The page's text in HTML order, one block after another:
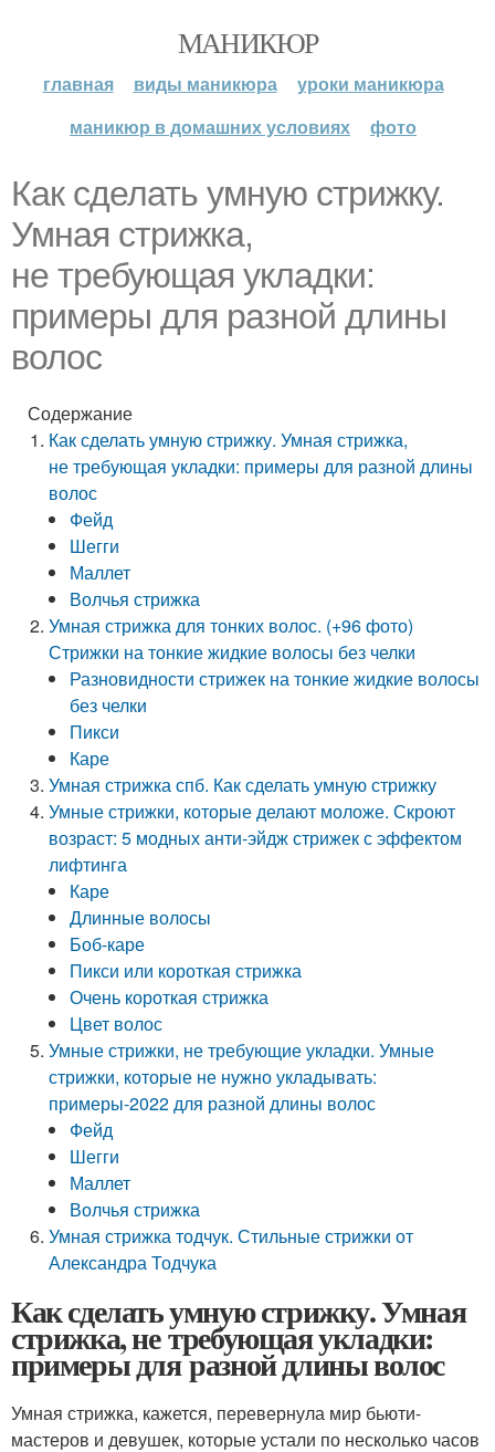
МАНИКЮР
главная виды маникюра
уроки маникюра
маникюр в домашних условиях
фото
Как сделать умную стрижку.
Умная стрижка,
не требующая укладки:
примеры для разной длины
волос
Содержание
Как сделать умную стрижку. Умная стрижка,
не требующая укладки: примеры для разной длины
волос
Фейд
Шегги
Маллет
Волчья стрижка
Умная стрижка для тонких волос. (+96 фото)
Стрижки на тонкие жидкие волосы без челки
Разновидности стрижек на тонкие жидкие волосы
без челки
Пикси
Каре
Умная стрижка спб. Как сделать умную стрижку
Умные стрижки, которые делают моложе. Скроют
возраст: 5 модных анти-эйдж стрижек с эффектом
лифтинга
Каре
Длинные волосы
Боб-каре
Пикси или короткая стрижка
Очень короткая стрижка
Цвет волос
Умные стрижки, не требующие укладки. Умные
стрижки, которые не нужно укладывать:
примеры-2022 для разной длины волос
Фейд
Шегги
Маллет
Волчья стрижка
Умная стрижка тодчук. Стильные стрижки от
Александра Тодчука
Как сделать умную стрижку. Умная
стрижка, не требующая укладки:
примеры для разной длины волос
Умная стрижка, кажется, перевернула мир бьюти-
мастеров и девушек, которые устали по несколько часов